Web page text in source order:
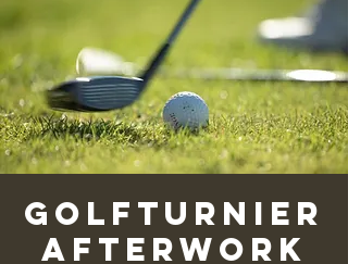
Golfturnier
Afterwork